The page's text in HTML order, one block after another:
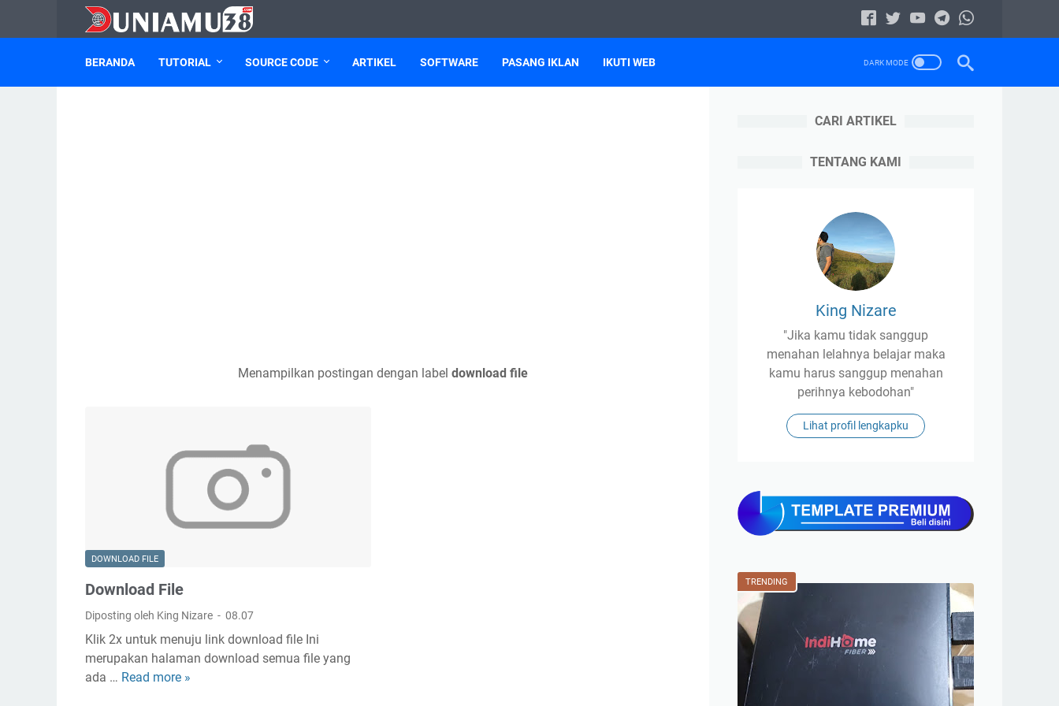
BERANDA TUTORIAL SOURCE CODE ARTIKEL SOFTWARE PASANG IKLAN IKUTI WEB
Menampilkan postingan dengan label download file
DOWNLOAD FILE
Download File
Diposting oleh King Nizare 08.07
Klik 2x untuk menuju link download file Ini
merupakan halaman download semua file yang
ada … Read more »
CARI ARTIKEL
TENTANG KAMI
King Nizare
"Jika kamu tidak sanggup
menahan lelahnya belajar maka
kamu harus sanggup menahan
perihnya kebodohan"
Lihat profil lengkapku
TRENDING